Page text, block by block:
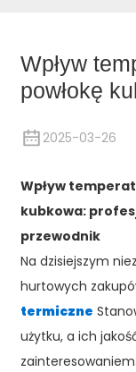
Wpływ
powłokę
2025-03-26
Wpływ
kubkowa:
przewodnik
Na dzisiejszym
hurtowych
termiczne
użytku, a ich